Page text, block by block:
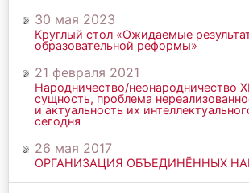
30 мая 2023
Круглый стол «Ожидаемые
образовательной реформы»
21 февраля 2021
Народничество/неонародничество
сущность, проблема
и актуальность их
сегодня
26 мая 2017
ОРГАНИЗАЦИЯ ОБЪЕДИНЁННЫХ